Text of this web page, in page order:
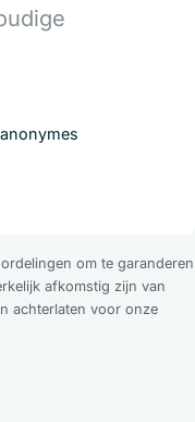
om te garanderen
afkomstig zijn van
achterlaten voor onze